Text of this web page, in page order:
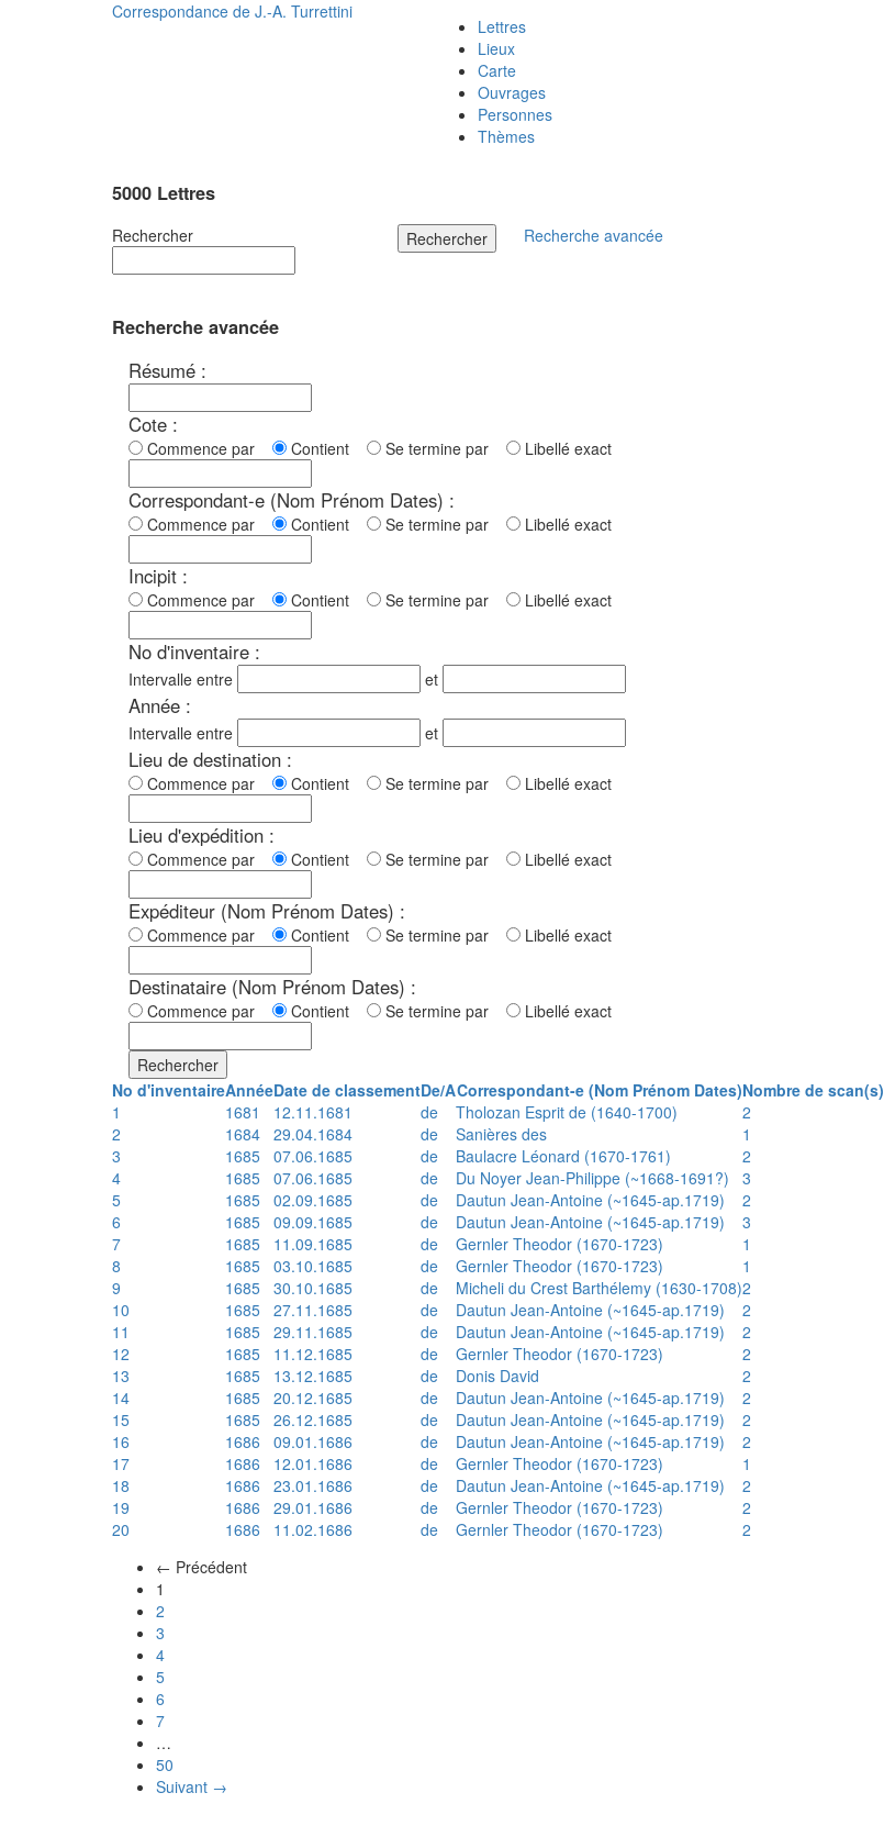
Correspondance de J.-A. Turrettini
Lettres
Lieux
Carte
Ouvrages
Personnes
Thèmes
5000 Lettres
Rechercher Rechercher Recherche avancée
Recherche avancée
Résumé :
Cote :
Commence par Contient Se termine par Libellé exact
Correspondant-e (Nom Prénom Dates) :
Commence par Contient Se termine par Libellé exact
Incipit :
Commence par Contient Se termine par Libellé exact
No d'inventaire :
Intervalle entre et
Année :
Intervalle entre et
Lieu de destination :
Commence par Contient Se termine par Libellé exact
Lieu d'expédition :
Commence par Contient Se termine par Libellé exact
Expéditeur (Nom Prénom Dates) :
Commence par Contient Se termine par Libellé exact
Destinataire (Nom Prénom Dates) :
Commence par Contient Se termine par Libellé exact
Rechercher
No d'inventaireAnnéeDate de classementDe/ACorrespondant-e (Nom Prénom Dates)Nombre de scan(s)
1
1681 12.11.1681 de Tholozan Esprit de (1640-1700)
2
2
1684 29.04.1684 de Sanières des
1
3
1685 07.06.1685 de Baulacre Léonard (1670-1761)
2
4
1685 07.06.1685 de Du Noyer Jean-Philippe (~1668-1691?)
3
5
1685 02.09.1685 de Dautun Jean-Antoine (~1645-ap.1719)
2
6
1685 09.09.1685 de Dautun Jean-Antoine (~1645-ap.1719)
3
7
1685 11.09.1685 de Gernler Theodor (1670-1723)
1
8
1685 03.10.1685 de Gernler Theodor (1670-1723)
1
9
1685 30.10.1685 de Micheli du Crest Barthélemy (1630-1708)2
10
1685 27.11.1685 de Dautun Jean-Antoine (~1645-ap.1719)
2
11
1685 29.11.1685 de Dautun Jean-Antoine (~1645-ap.1719)
2
12
1685 11.12.1685 de Gernler Theodor (1670-1723)
2
13
1685 13.12.1685 de Donis David
2
14
1685 20.12.1685 de Dautun Jean-Antoine (~1645-ap.1719)
2
15
1685 26.12.1685 de Dautun Jean-Antoine (~1645-ap.1719)
2
16
1686 09.01.1686 de Dautun Jean-Antoine (~1645-ap.1719)
2
17
1686 12.01.1686 de Gernler Theodor (1670-1723)
1
18
1686 23.01.1686 de Dautun Jean-Antoine (~1645-ap.1719)
2
19
1686 29.01.1686 de Gernler Theodor (1670-1723)
2
20
1686 11.02.1686 de Gernler Theodor (1670-1723)
2
← Précédent
1
2
3
4
5
6
7
…
50
Suivant →